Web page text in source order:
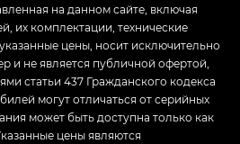
на данном сайте, включая
их комплектации, технические
цены, носит исключительно
и не является публичной офертой,
статьи 437 Гражданского кодекса
могут отличаться от серийных
может быть доступна только как
цены являются